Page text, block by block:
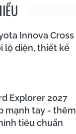
Innova Cross
lộ diện, thiết kế
Explorer 2027
mạnh tay - thêm
tiêu chuẩn